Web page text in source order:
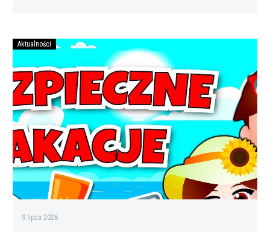
Bezpiecznych
wakacji
Aktualności
9 lipca 2026